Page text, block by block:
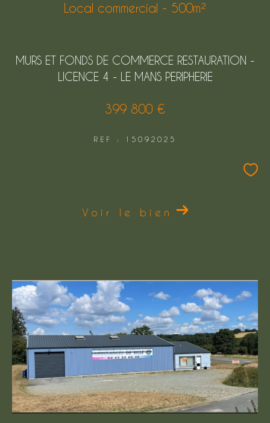
Local commercial - 500m²
MURS ET FONDS DE COMMERCE RESTAURATION -
LICENCE 4 - LE MANS PERIPHERIE
399 800 €
REF : 15092025
Voir le bien